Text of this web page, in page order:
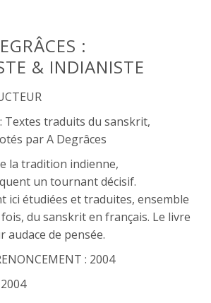
:
& INDIANISTE
: Textes traduits du sanskrit,
par A Degrâces
la tradition indienne,
un tournant décisif.
ici étudiées et traduites, ensemble
du sanskrit en français. Le livre
audace de pensée.
: 2004